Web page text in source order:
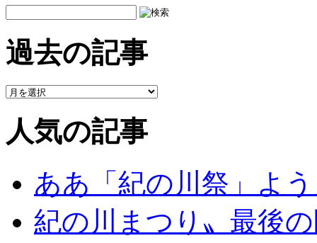
過去の記事
人気の記事
ああ「紀の川祭」よ
紀の川まつり〟最後